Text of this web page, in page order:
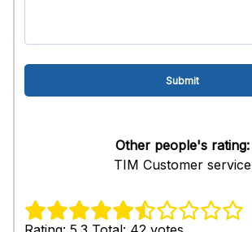
Other people's rating:
TIM Customer service